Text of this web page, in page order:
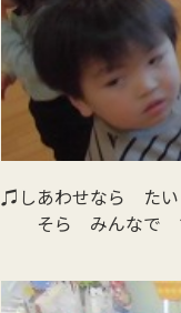
♫しあわせなら た
そら みんなで